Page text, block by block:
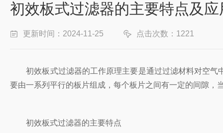
初效板式过滤器的主要特点及应
更新时间：2024-11-25 点击次数：1221
初效板式过滤器的工作原理主要是通过过滤材料对空气
要由一系列平行的板片组成，每个板片之间有一定的间隙
初效板式过滤器的主要特点